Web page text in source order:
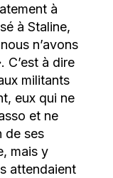
à
à Staline,
n’avons
C’est à dire
militants
eux qui ne
et ne
de ses
mais y
attendaient